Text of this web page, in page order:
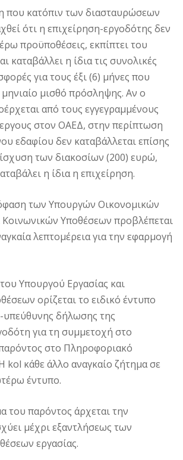
που κατόπιν των διασταυρώσεων
ότι η επιχείρηση-εργοδότης δεν
προϋποθέσεις, εκπίπτει του
καταβάλλει η ίδια τις συνολικές
για τους έξι (6) μήνες που
μισθό πρόσληψης. Αν ο
από τους εγγεγραμμένους
στον ΟΑΕΔ, στην περίπτωση
εδαφίου δεν καταβάλλεται επίσης
των διακοσίων (200) ευρώ,
η ίδια η επιχείρηση.
των Υπουργών Οικονομικών
Κοινωνικών Υποθέσεων προβλέπεται
λεπτομέρεια για την εφαρμογή
Υπουργού Εργασίας και
ορίζεται το ειδικό έντυπο
υπεύθυνης δήλωσης της
για τη συμμετοχή στο
στο Πληροφοριακό
κάθε άλλο αναγκαίο ζήτημα σε
έντυπο.
του παρόντος άρχεται την
μέχρι εξαντλήσεως των
εργασίας.